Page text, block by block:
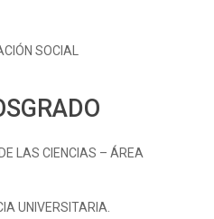
SOCIAL
LAS CIENCIAS – ÁREA
UNIVERSITARIA.